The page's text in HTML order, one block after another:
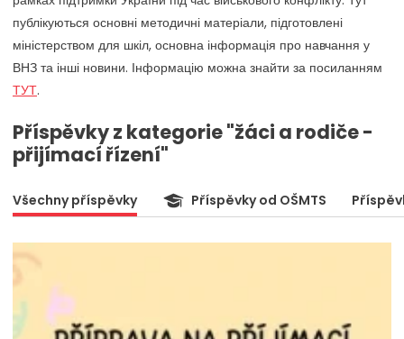
публікуються основні методичні матеріали, підготовлені
міністерством для шкіл, основна інформація про навчання у
ВНЗ та інші новини. Інформацію можна знайти за посиланням
ТУТ.
Příspěvky z kategorie "žáci a rodiče -
přijímací řízení"
Všechny příspěvky Příspěvky od OŠMTS